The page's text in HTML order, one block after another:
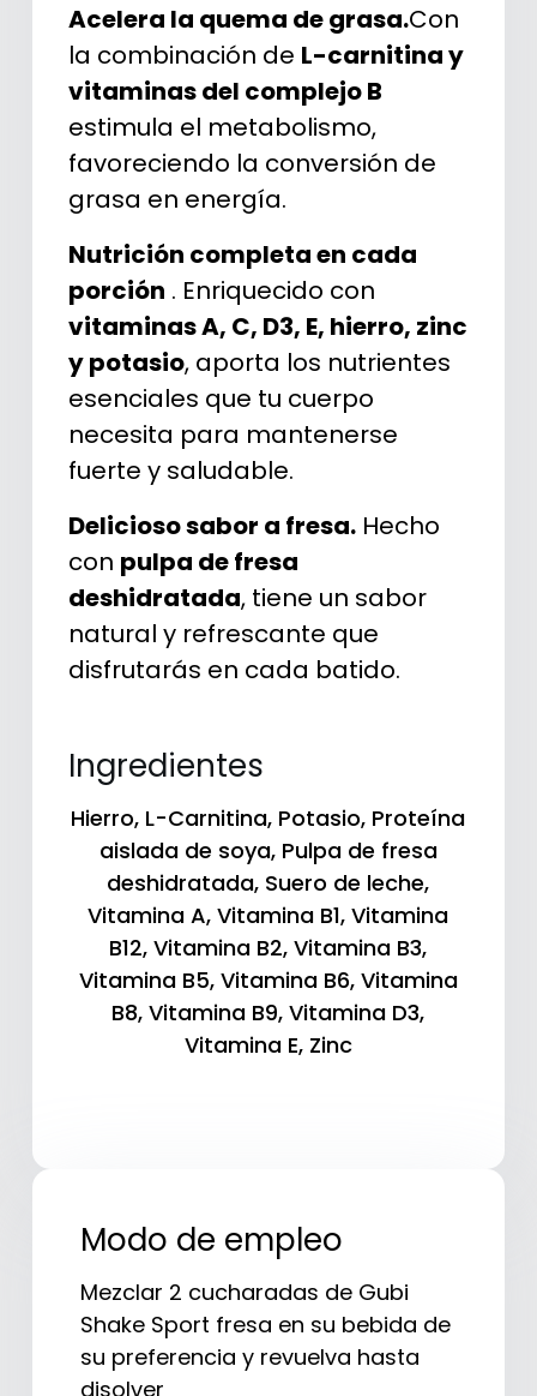
Acelera la quema de grasa.Con
la combinación de L-carnitina y
vitaminas del complejo B
estimula el metabolismo,
favoreciendo la conversión de
grasa en energía.
Nutrición completa en cada
porción . Enriquecido con
vitaminas A, C, D3, E, hierro, zinc
y potasio, aporta los nutrientes
esenciales que tu cuerpo
necesita para mantenerse
fuerte y saludable.
Delicioso sabor a fresa.Hecho
con pulpa de fresa
deshidratada, tiene un sabor
natural y refrescante que
disfrutarás en cada batido.
Ingredientes
Hierro, L-Carnitina, Potasio, Proteína
aislada de soya, Pulpa de fresa
deshidratada, Suero de leche,
Vitamina A,Vitamina B1,Vitamina
B12,Vitamina B2,Vitamina B3,
Vitamina B5, Vitamina B6, Vitamina
B8,Vitamina B9,Vitamina D3,
Vitamina E, Zinc
Modo de empleo
Mezclar 2 cucharadas de Gubi
Shake Sport fresa en su bebida de
su preferencia y revuelva hasta
disolver